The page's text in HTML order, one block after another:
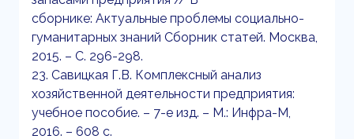
сборнике: Актуальные проблемы социально-
гуманитарных знаний Сборник статей. Москва,
2015. – С. 296-298.
23. Савицкая Г.В. Комплексный анализ
хозяйственной деятельности предприятия:
учебное пособие. – 7-е изд. – М.: Инфра-М,
2016. – 608 с.